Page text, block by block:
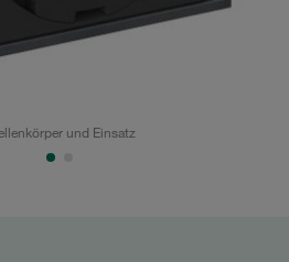
und Einsatz